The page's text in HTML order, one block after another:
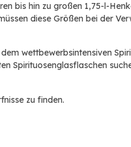
bis hin zu großen 1,75-l-
diese Größen bei der
wettbewerbsintensiven
Spirituosenglasflaschen
zu finden.